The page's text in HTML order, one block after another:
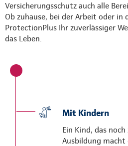
Versicherungsschutz auch alle
Ob zuhause, bei der Arbeit oder in
ProtectionPlus Ihr zuverlässiger
das Leben.
Mit Kindern
Ein Kind, das
Ausbildung